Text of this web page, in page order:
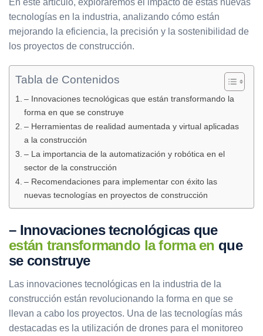
En este artículo, exploraremos el impacto de estas nuevas
tecnologías en la industria, analizando cómo están
mejorando la eficiencia, la precisión y la sostenibilidad de
los proyectos de construcción.
Tabla de Contenidos
– Innovaciones tecnológicas que están transformando la
forma en que se construye
– Herramientas de realidad aumentada y virtual aplicadas
a la construcción
– La importancia de la automatización y robótica en el
sector de la construcción
– Recomendaciones para implementar con éxito las
nuevas tecnologías en proyectos de construcción
– Innovaciones tecnológicas que
están transformando la forma en que
se construye
Las innovaciones tecnológicas en la industria de la
construcción están revolucionando la forma en que se
llevan a cabo los proyectos. Una de las tecnologías más
destacadas es la utilización de drones para el monitoreo